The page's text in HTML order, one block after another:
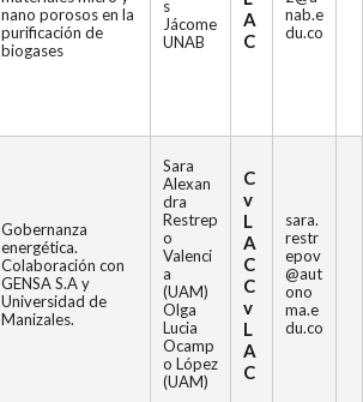
nano porosos en la
purificación de
biogases
s
Jácome
UNAB
A
C
nab.e
du.co
Gobernanza
energética.
Colaboración con
GENSA S.A y
Universidad de
Manizales.
Sara
Alexan
dra
Restrep
o
Valenci
a
(UAM)
Olga
Lucia
Ocamp
o López
(UAM)
C
v
L
A
C
C
v
L
A
C
sara.
restr
epov
@aut
ono
ma.e
du.co